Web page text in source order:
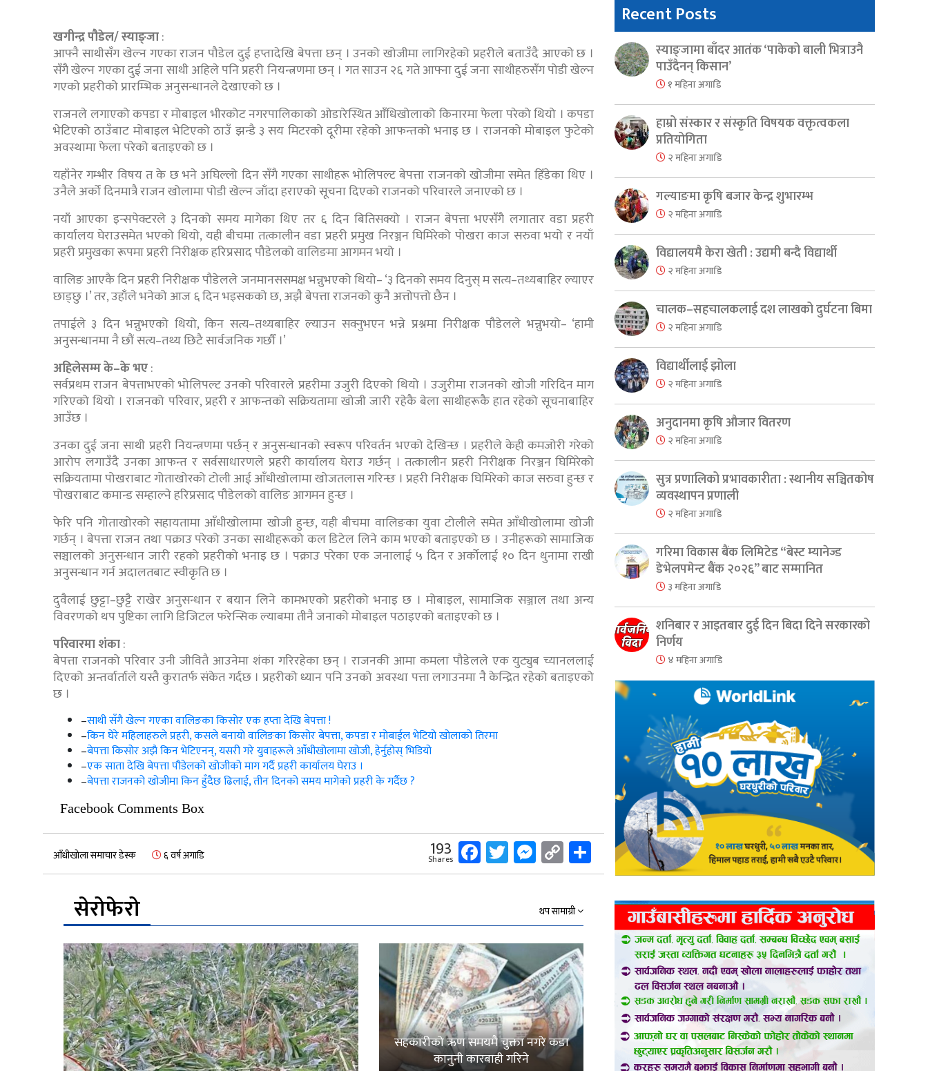
खगीन्द्र पौडेल/ स्याङ्जा:
आफ्नै साथीसँग खेल्न गएका राजन पौडेल दुई हप्तादेखि बेपत्ता छन् । उनको खोजीमा लागिरहेको प्रहरीले बताउँदै आएको छ ।
सँगै खेल्न गएका दुई जना साथी अहिले पनि प्रहरी नियन्त्रणमा छन् । गत साउन २६ गते आफ्ना दुई जना साथीहरुसँग पोडी खेल्न
गएको प्रहरीको प्रारम्भिक अनुसन्धानले देखाएको छ ।
राजनले लगाएको कपडा र मोबाइल भीरकोट नगरपालिकाको ओडारेस्थित आँधिखोलाको किनारमा फेला परेको थियो । कपडा
भेटिएको ठाउँबाट मोबाइल भेटिएको ठाउँ झन्डै ३ सय मिटरको दूरीमा रहेको आफन्तको भनाइ छ । राजनको मोबाइल फुटेको
अवस्थामा फेला परेको बताइएको छ ।
यहाँनेर गम्भीर विषय त के छ भने अघिल्लो दिन सँगै गएका साथीहरू भोलिपल्ट बेपत्ता राजनको खोजीमा समेत हिँडेका थिए ।
उनैले अर्काे दिनमात्रै राजन खोलामा पोडी खेल्न जाँदा हराएको सूचना दिएको राजनको परिवारले जनाएको छ ।
नयाँ आएका इन्सपेक्टरले ३ दिनको समय मागेका थिए तर ६ दिन बितिसक्यो । राजन बेपत्ता भएसँगै लगातार वडा प्रहरी
कार्यालय घेराउसमेत भएको थियो, यही बीचमा तत्कालीन वडा प्रहरी प्रमुख निरञ्जन घिमिरेको पोखरा काज सरुवा भयो र नयाँ
प्रहरी प्रमुखका रूपमा प्रहरी निरीक्षक हरिप्रसाद पौडेलको वालिङमा आगमन भयो ।
वालिङ आएकै दिन प्रहरी निरीक्षक पौडेलले जनमानससमक्ष भन्नुभएको थियो– ‘३ दिनको समय दिनुस् म सत्य–तथ्यबाहिर ल्याएर
छाड्छु ।’ तर, उहाँले भनेको आज ६ दिन भइसकको छ, अझै बेपत्ता राजनको कुनै अत्तोपत्तो छैन ।
तपाईले ३ दिन भन्नुभएको थियो, किन सत्य–तथ्यबाहिर ल्याउन सक्नुभएन भन्ने प्रश्नमा निरीक्षक पौडेलले भन्नुभयो– ‘हामी
अनुसन्धानमा नै छौं सत्य–तथ्य छिटै सार्वजनिक गर्छौं ।’
अहिलेसम्म के–के भए:
सर्वप्रथम राजन बेपत्ताभएको भोलिपल्ट उनको परिवारले प्रहरीमा उजुरी दिएको थियो । उजुरीमा राजनको खोजी गरिदिन माग
गरिएको थियो । राजनको परिवार, प्रहरी र आफन्तको सक्रियतामा खोजी जारी रहेकै बेला साथीहरूकै हात रहेको सूचनाबाहिर
आउँछ ।
उनका दुई जना साथी प्रहरी नियन्त्रणमा पर्छन् र अनुसन्धानको स्वरूप परिवर्तन भएको देखिन्छ । प्रहरीले केही कमजोरी गरेको
आरोप लगाउँदै उनका आफन्त र सर्वसाधारणले प्रहरी कार्यालय घेराउ गर्छन् । तत्कालीन प्रहरी निरीक्षक निरञ्जन घिमिरेको
सक्रियतामा पोखराबाट गोताखोरको टोली आई आँधीखोलामा खोजतलास गरिन्छ । प्रहरी निरीक्षक घिमिरेको काज सरुवा हुन्छ र
पोखराबाट कमान्ड सम्हाल्ने हरिप्रसाद पौडेलको वालिङ आगमन हुन्छ ।
फेरि पनि गोताखोरको सहायतामा आँधीखोलामा खोजी हुन्छ, यही बीचमा वालिङका युवा टोलीले समेत आँधीखोलामा खोजी
गर्छन् । बेपत्ता राजन तथा पक्राउ परेको उनका साथीहरूको कल डिटेल लिने काम भएको बताइएको छ । उनीहरूको सामाजिक
सञ्चालको अनुसन्धान जारी रहको प्रहरीको भनाइ छ । पक्राउ परेका एक जनालाई ५ दिन र अर्काेलाई १० दिन थुनामा राखी
अनुसन्धान गर्न अदालतबाट स्वीकृति छ ।
दुवैलाई छुट्टा–छुट्टै राखेर अनुसन्धान र बयान लिने कामभएको प्रहरीको भनाइ छ । मोबाइल, सामाजिक सञ्जाल तथा अन्य
विवरणको थप पुष्टिका लागि डिजिटल फरेन्सिक ल्याबमा तीनै जनाको मोबाइल पठाइएको बताइएको छ ।
परिवारमा शंका:
बेपत्ता राजनको परिवार उनी जीवितै आउनेमा शंका गरिरहेका छन् । राजनकी आमा कमला पौडेलले एक युट्युब च्यानललाई
दिएको अन्तर्वार्ताले यस्तै कुरातर्फ संकेत गर्दछ । प्रहरीको ध्यान पनि उनको अवस्था पत्ता लगाउनमा नै केन्द्रित रहेको बताइएको
छ ।
–साथी सँगै खेल्न गएका वालिङका किसोर एक हप्ता देखि बेपत्ता !
–किन घेरे महिलाहरुले प्रहरी, कसले बनायो वालिङका किसोर बेपत्ता, कपडा र मोबाईल भेटियो खोलाको तिरमा
–बेपत्ता किसोर अझै किन भेटिएनन्, यसरी गरे युवाहरूले आँधीखोलामा खोजी, हेर्नुहोस् भिडियो
–एक साता देखि बेपत्ता पौडेलको खोजीको माग गर्दै प्रहरी कार्यालय घेराउ ।
–बेपत्ता राजनको खोजीमा किन हुँदैछ ढिलाई, तीन दिनको समय मागेको प्रहरी के गर्दैछ ?
Facebook Comments Box
आँधीखोला समाचार डेस्क ६ वर्ष अगाडि 193
Shares Facebook
Twitter
Messenger
Copy
Link
Share
सेरोफेरो
थप सामाग्री
सहकारीको ऋण समयमै चुक्ता नगरे कडा
कानुनी कारबाही गरिने
Recent Posts
स्याङ्जामा बाँदर आतंक ‘पाकेको बाली भित्राउनै
पाउँदैनन् किसान’
१ महिना अगाडि
हाम्रो संस्कार र संस्कृति विषयक वक्तृत्वकला
प्रतियोगिता
२ महिना अगाडि
गल्याङमा कृषि बजार केन्द्र शुभारम्भ
२ महिना अगाडि
विद्यालयमै केरा खेती : उद्यमी बन्दै विद्यार्थी
२ महिना अगाडि
चालक–सहचालकलाई दश लाखको दुर्घटना बिमा
२ महिना अगाडि
विद्यार्थीलाई झोला
२ महिना अगाडि
अनुदानमा कृषि औजार वितरण
२ महिना अगाडि
सुत्र प्रणालिको प्रभावकारीता : स्थानीय सञ्चितकोष
व्यवस्थापन प्रणाली
२ महिना अगाडि
गरिमा विकास बैंक लिमिटेड “बेस्ट म्यानेज्ड
डेभेलपमेन्ट बैंक २०२६” बाट सम्मानित
३ महिना अगाडि
शनिबार र आइतबार दुई दिन बिदा दिने सरकारको
निर्णय
४ महिना अगाडि